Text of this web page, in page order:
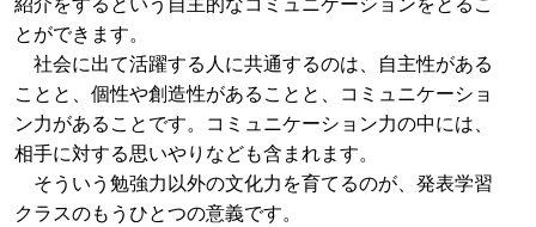
とができます。
社会に出て活躍する人に共通するのは、自主性がある
ことと、個性や創造性があることと、コミュニケーショ
ン力があることです。コミュニケーション力の中には、
相手に対する思いやりなども含まれます。
そういう勉強力以外の文化力を育てるのが、発表学習
クラスのもうひとつの意義です。